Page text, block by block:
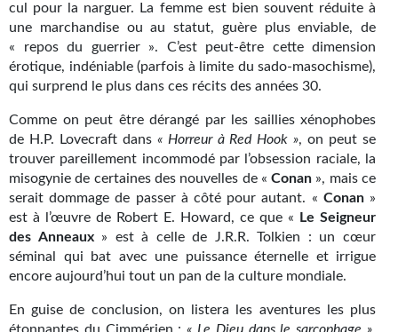
cul pour la narguer. La femme est bien souvent réduite à
une marchandise ou au statut, guère plus enviable, de
« repos du guerrier ». C’est peut-être cette dimension
érotique, indéniable (parfois à limite du sado-masochisme),
qui surprend le plus dans ces récits des années 30.
Comme on peut être dérangé par les saillies xénophobes
de H.P. Lovecraft dans « Horreur à Red Hook », on peut se
trouver pareillement incommodé par l’obsession raciale, la
misogynie de certaines des nouvelles de «Conan », mais ce
serait dommage de passer à côté pour autant. « Conan»
est à l’œuvre de Robert E. Howard, ce que «
Le Seigneur
des Anneaux» est à celle de J.R.R. Tolkien : un cœur
séminal qui bat avec une puissance éternelle et irrigue
encore aujourd’hui tout un pan de la culture mondiale.
En guise de conclusion, on listera les aventures les plus